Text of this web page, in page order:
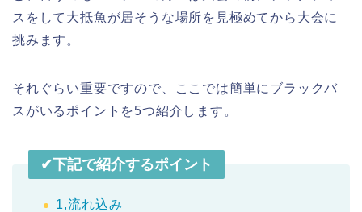
スをして大抵魚が居そうな場所を見極めてから大会に
挑みます。
それぐらい重要ですので、ここでは簡単にブラックバ
スがいるポイントを5つ紹介します。
✔︎下記で紹介するポイント
1,流れ込み